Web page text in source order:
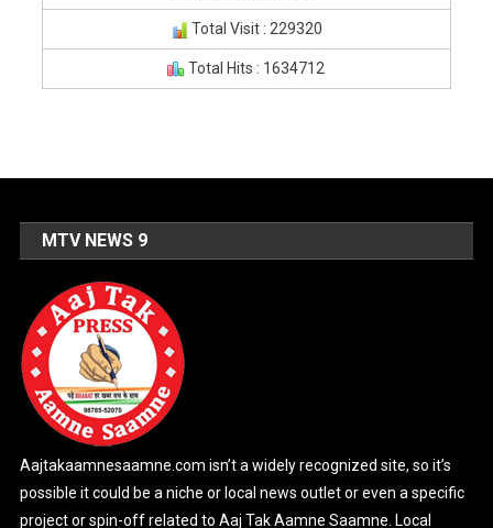
Total Visit : 229320
Total Hits : 1634712
MTV NEWS 9
Aajtakaamnesaamne.com isn’t a widely recognized site, so it’s
possible it could be a niche or local news outlet or even a specific
project or spin-off related to Aaj Tak Aamne Saamne. Local